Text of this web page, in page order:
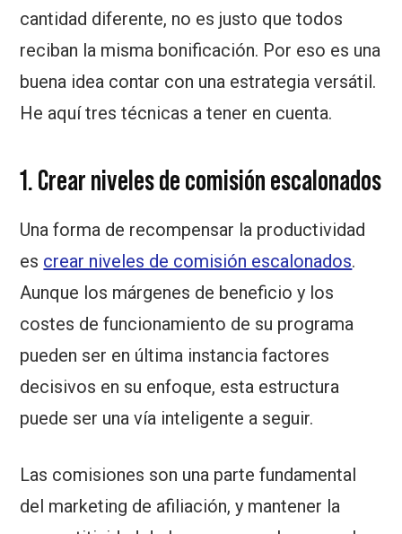
cantidad diferente, no es justo que todos
reciban la misma bonificación. Por eso es una
buena idea contar con una estrategia versátil.
He aquí tres técnicas a tener en cuenta.
1. Crear niveles de comisión escalonados
Una forma de recompensar la productividad
es crear niveles de comisión escalonados.
Aunque los márgenes de beneficio y los
costes de funcionamiento de su programa
pueden ser en última instancia factores
decisivos en su enfoque, esta estructura
puede ser una vía inteligente a seguir.
Las comisiones son una parte fundamental
del marketing de afiliación, y mantener la